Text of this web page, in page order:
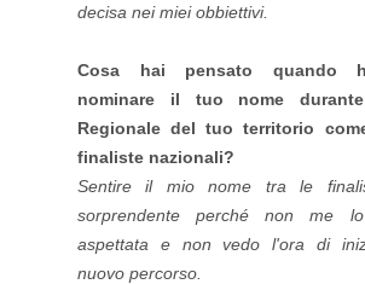
decisa nei miei obbiettivi.
Cosa hai pensato quando
nominare il tuo nome
Regionale del tuo territorio
finaliste nazionali?
Sentire il mio nome tra le
sorprendente perché non me
aspettata e non vedo l'ora di
nuovo percorso.